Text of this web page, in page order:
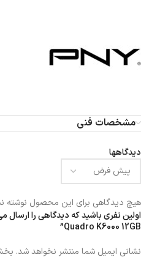
مشخصات فنی
دیدگاهها
هیچ دیدگاهی برای این محصول نوشته
اولین نفری باشید که دیدگاهی را ارسال
Quadro K6000 12GB”
نشانی ایمیل شما منتشر نخواهد شد.